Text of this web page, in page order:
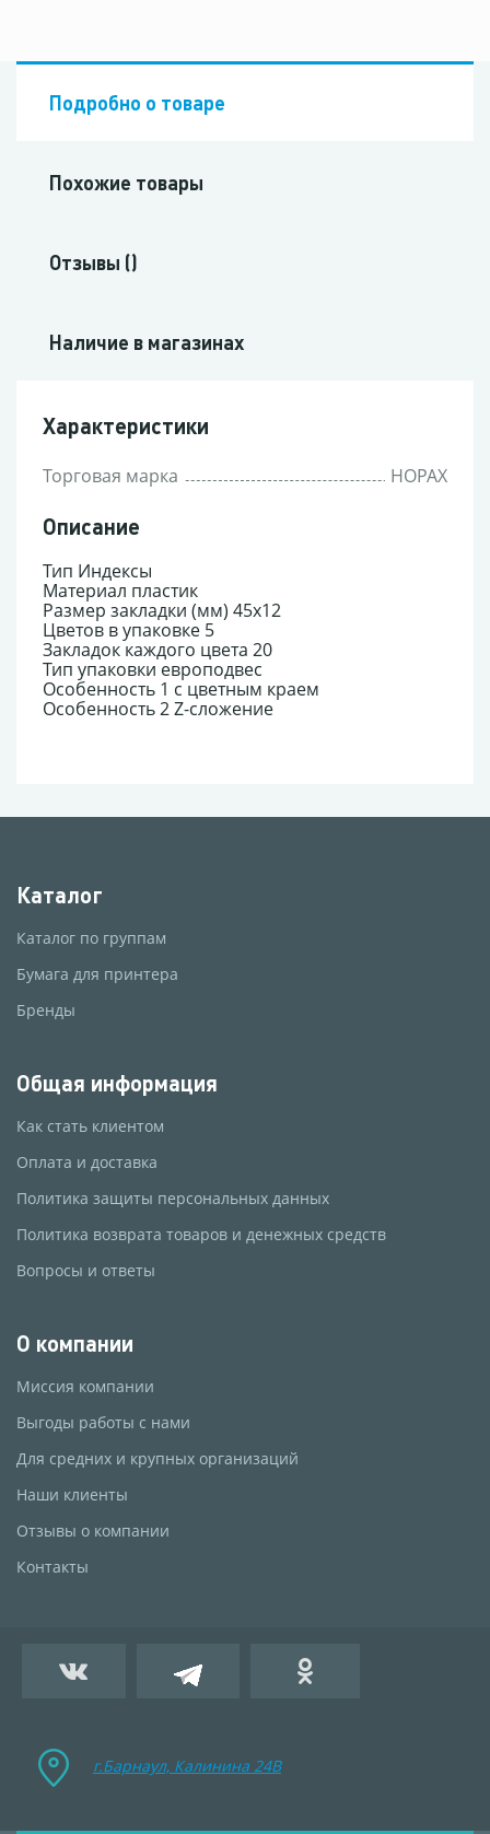
Подробно о товаре
Похожие товары
Отзывы ()
Наличие в магазинах
Характеристики
Торговая марка HOPAX
Описание
Тип Индексы
Материал пластик
Размер закладки (мм) 45x12
Цветов в упаковке 5
Закладок каждого цвета 20
Тип упаковки европодвес
Особенность 1 с цветным краем
Особенность 2 Z-сложение
Каталог
Каталог по группам
Бумага для принтера
Бренды
Общая информация
Как стать клиентом
Оплата и доставка
Политика защиты персональных данных
Политика возврата товаров и денежных средств
Вопросы и ответы
О компании
Миссия компании
Выгоды работы с нами
Для средних и крупных организаций
Наши клиенты
Отзывы о компании
Контакты
г.Барнаул, Калинина 24B